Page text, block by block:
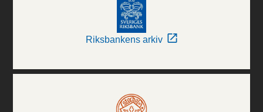
Riksbankens arkiv